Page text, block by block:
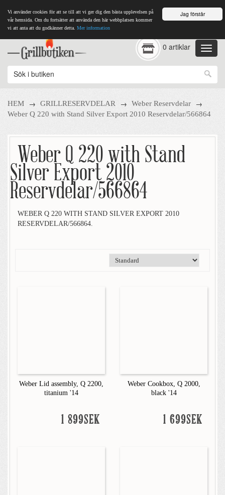
Jag förstår
Vi använder cookies för att se till att vi ger dig den bästa upplevelsen på
vår hemsida. Om du fortsätter att använda den här webbplatsen kommer
vi att anta att du godkänner detta. Mer information
0 artiklar
HEM → GRILLRESERVDELAR → Weber Reservdelar →
Weber Q 220 with Stand Silver Export 2010 Reservdelar/566864
Weber Q 220 with Stand
Silver Export 2010
Reservdelar/566864
WEBER Q 220 WITH STAND SILVER EXPORT 2010
RESERVDELAR/566864.
Weber Lid assembly, Q 2200,
titanium '14
1 899SEK
Weber Cookbox, Q 2000,
black '14
1 699SEK